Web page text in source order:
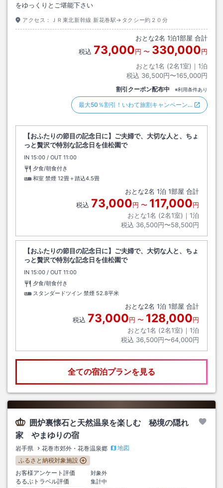
をゆっくりとご堪能下さい
アクセス： ＪＲ東北新幹線 新花巻駅→タクシー約２０分
おとな2名 1泊1部屋 合計
税込 73,000円 〜 330,000円
おとな1名 (2名1室)｜ 1泊
税込 36,500円〜165,000円
割引クーポン配布中 ※利用条件あり
最大50％割引！いわて旅割キャンペーン…
【おふたりの節目の記念日に】ご夫婦で、大切な人と、ちょ
っと贅沢で特別な記念日を佳松園で
IN チェックイン
15:00 / OUT チェックアウト
11:00
夕食/朝食付き
和室 禁煙 12畳＋踏込4.5畳
おとな2名 1泊 1部屋 合計
税込 73,000円 〜 117,000円
おとな1名 (2名1室)｜ 1泊
税込 36,500円〜58,500円
【おふたりの節目の記念日に】ご夫婦で、大切な人と、ちょ
っと贅沢で特別な記念日を佳松園で
IN チェックイン
15:00 / OUT チェックアウト
11:00
夕食/朝食付き
スタンダードツイン 禁煙 52.8平米
おとな2名 1泊 1部屋 合計
税込 73,000円 〜 128,000円
おとな1名 (2名1室)｜ 1泊
税込 36,500円〜64,000円
全ての宿泊プランを見る
囲炉裏懐石と天然温泉を楽しむ 秘境の隠れ
家 やまゆりの宿
岩手県 花巻市郊外・花巻温泉郷
地図
ふるさと納税対象施設
お客様アンケート評価
対象外
るるぶトラベル評価
集計中